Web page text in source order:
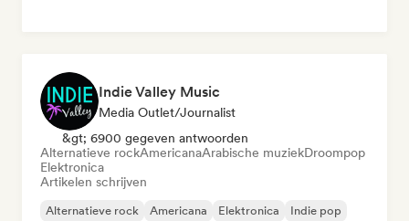
Indie Valley Music
Media Outlet/Journalist
&gt; 6900 gegeven antwoorden
Alternatieve rockAmericanaArabische muziekDroompop
Elektronica
Artikelen schrijven
Alternatieve rock Americana Elektronica
Indie pop